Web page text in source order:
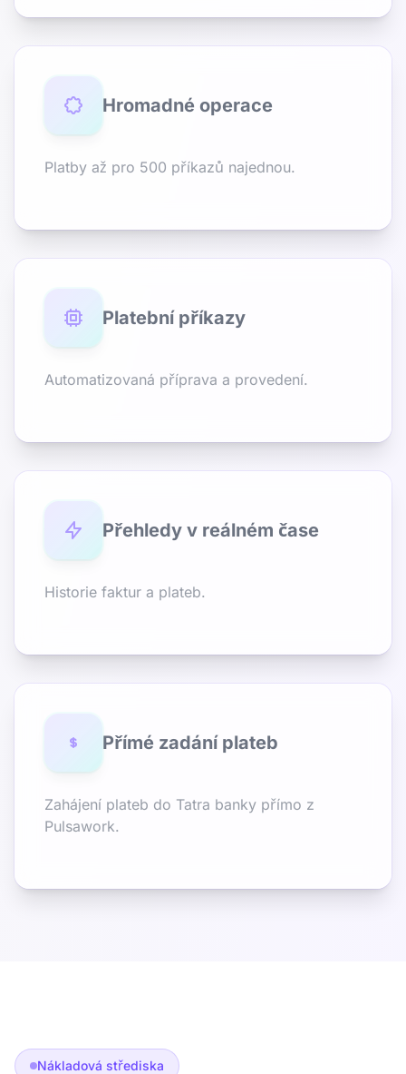
Hromadné operace
Platby až pro 500 příkazů najednou.
Platební příkazy
Automatizovaná příprava a provedení.
Přehledy v reálném čase
Historie faktur a plateb.
Přímé zadání plateb
Zahájení plateb do Tatra banky přímo z
Pulsawork.
Nákladová střediska